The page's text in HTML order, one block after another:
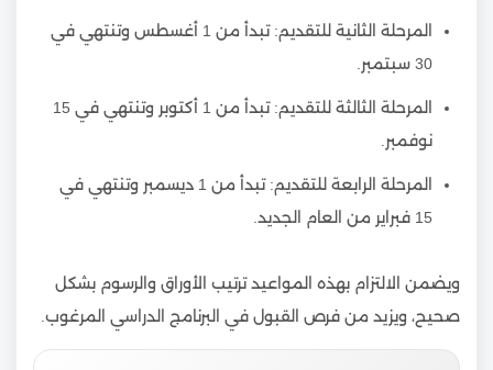
المرحلة الثانية للتقديم: تبدأ من 1 أغسطس وتنتهي في
30 سبتمبر.
المرحلة الثالثة للتقديم: تبدأ من 1 أكتوبر وتنتهي في 15
نوفمبر.
المرحلة الرابعة للتقديم: تبدأ من 1 ديسمبر وتنتهي في
15 فبراير من العام الجديد.
ويضمن الالتزام بهذه المواعيد ترتيب الأوراق والرسوم بشكل
صحيح، ويزيد من فرص القبول في البرنامج الدراسي المرغوب.